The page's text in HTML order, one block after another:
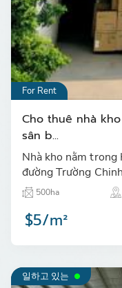
For Rent
Cho thuê nhà
sân b...
Nhà kho nằm trong
đường Trường
Bay Tân Sơn Nhất 1
500ha
$5/m²
일하고 있는